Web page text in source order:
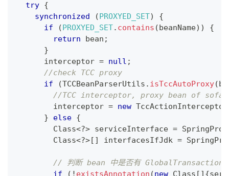
try {
synchronized
(PROXYED_SET)
{
if
(PROXYED_SET. contains (beanName) )
{
return bean ;
}
      interceptor
= null ;
//check TCC proxy
if
(TCCBeanParserUtils . isTccAutoProxy(
//TCC interceptor, proxy bean of
        interceptor
= new TccActionInterceptor
}
else {
Class<?> serviceInterface =
Class<?>[ ] interfacesIfJdk =
// 判断 bean 中是否有
if
( ! existsAnnotation (new Class [ ] {